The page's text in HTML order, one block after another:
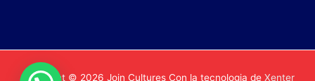
Copyright © 2026 Join CulturesCon la tecnologia de Xenter